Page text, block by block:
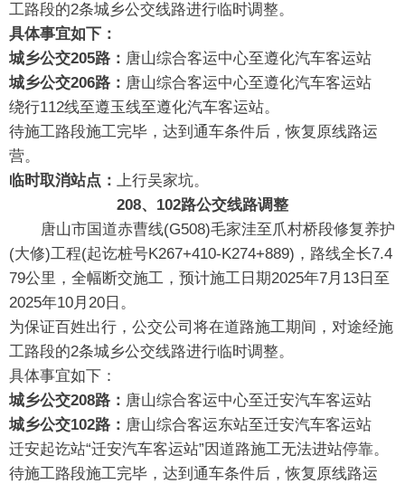
工路段的2条城乡公交线路进行临时调整。
具体事宜如下：
城乡公交205路： 唐山综合客运中心至遵化汽车客运站
城乡公交206路： 唐山综合客运中心至遵化汽车客运站
绕行112线至遵玉线至遵化汽车客运站。
待施工路段施工完毕，达到通车条件后，恢复原线路运
营。
临时取消站点： 上行吴家坑。
208、102路公交线路调整
唐山市国道赤曹线(G508)毛家洼至爪村桥段修复养护
(大修)工程(起讫桩号K267+410-K274+889)，路线全长7.4
79公里，全幅断交施工，预计施工日期2025年7月13日至
2025年10月20日。
为保证百姓出行，公交公司将在道路施工期间，对途经施
工路段的2条城乡公交线路进行临时调整。
具体事宜如下：
城乡公交208路： 唐山综合客运中心至迁安汽车客运站
城乡公交102路： 唐山综合客运东站至迁安汽车客运站
迁安起讫站“迁安汽车客运站”因道路施工无法进站停靠。
待施工路段施工完毕，达到通车条件后，恢复原线路运